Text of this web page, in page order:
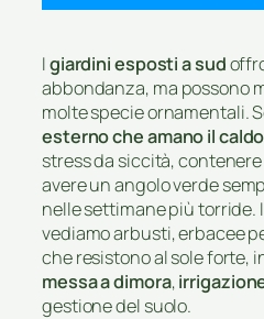
Igiardini esposti a sud
abbondanza, ma possono
molte specie ornamentali.
esterno che amano il caldo
stress da siccità,
avere un angolo verde
nelle settimane più torride.
vediamo arbusti, erbacee
che resistono al sole forte,
messa a dimora,
gestione del suolo.